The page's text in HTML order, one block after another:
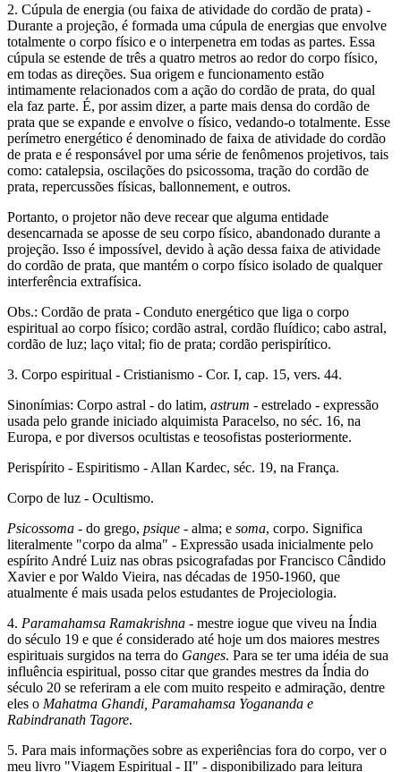
2. Cúpula de energia (ou faixa de atividade do cordão de prata) -
Durante a projeção, é formada uma cúpula de energias que envolve
totalmente o corpo físico e o interpenetra em todas as partes. Essa
cúpula se estende de três a quatro metros ao redor do corpo físico,
em todas as direções. Sua origem e funcionamento estão
intimamente relacionados com a ação do cordão de prata, do qual
ela faz parte. É, por assim dizer, a parte mais densa do cordão de
prata que se expande e envolve o físico, vedando-o totalmente. Esse
perímetro energético é denominado de faixa de atividade do cordão
de prata e é responsável por uma série de fenômenos projetivos, tais
como: catalepsia, oscilações do psicossoma, tração do cordão de
prata, repercussões físicas, ballonnement, e outros.
Portanto, o projetor não deve recear que alguma entidade
desencarnada se aposse de seu corpo físico, abandonado durante a
projeção. Isso é impossível, devido à ação dessa faixa de atividade
do cordão de prata, que mantém o corpo físico isolado de qualquer
interferência extrafísica.
Obs.: Cordão de prata - Conduto energético que liga o corpo
espiritual ao corpo físico; cordão astral, cordão fluídico; cabo astral,
cordão de luz; laço vital; fio de prata; cordão perispirítico.
3. Corpo espiritual - Cristianismo - Cor. I, cap. 15, vers. 44.
Sinonímias: Corpo astral - do latim, astrum - estrelado - expressão
usada pelo grande iniciado alquimista Paracelso, no séc. 16, na
Europa, e por diversos ocultistas e teosofistas posteriormente.
Perispírito - Espiritismo - Allan Kardec, séc. 19, na França.
Corpo de luz - Ocultismo.
Psicossoma - do grego, psique - alma; e soma, corpo. Significa
literalmente "corpo da alma" - Expressão usada inicialmente pelo
espírito André Luiz nas obras psicografadas por Francisco Cândido
Xavier e por Waldo Vieira, nas décadas de 1950-1960, que
atualmente é mais usada pelos estudantes de Projeciologia.
4. Paramahamsa Ramakrishna - mestre iogue que viveu na Índia
do século 19 e que é considerado até hoje um dos maiores mestres
espirituais surgidos na terra do Ganges. Para se ter uma idéia de sua
influência espiritual, posso citar que grandes mestres da Índia do
século 20 se referiram a ele com muito respeito e admiração, dentre
eles o Mahatma Ghandi, Paramahamsa Yogananda e
Rabindranath Tagore.
5. Para mais informações sobre as experiências fora do corpo, ver o
meu livro "Viagem Espiritual - II" - disponibilizado para leitura